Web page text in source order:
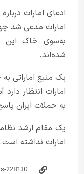
ادعای امارات
امارات مدعی شد
به‌سوی خاک این
شده‌اند.
یک منبع اماراتی
به حملات ایران
یک مقام ارشد
امارات نداشته است.